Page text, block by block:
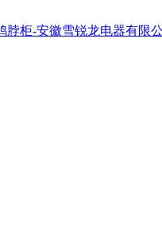
脖柜-安徽雪锐龙电器有限